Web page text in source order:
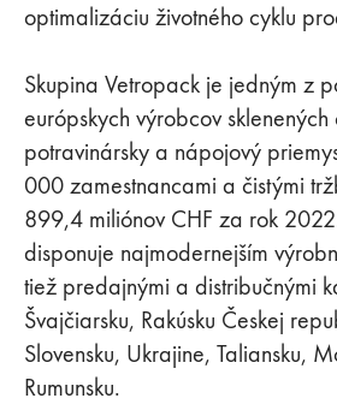
optimalizáciu životného cyklu
Skupina Vetropack je jedným z
európskych výrobcov
potravinársky a nápojový
000 zamestnancami a čistými
899,4 miliónov CHF za rok
disponuje najmodernejším
tiež predajnými a distribučnými
Švajčiarsku, Rakúsku Českej
Slovensku, Ukrajine, Taliansku,
Rumunsku.